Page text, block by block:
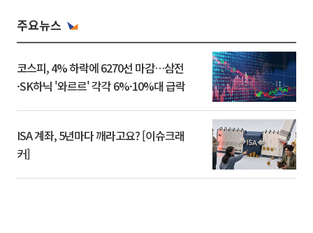
주요뉴스
코스피, 4% 하락에 6270선 마감…삼전
·SK하닉 '와르르' 각각 6%·10%대 급락
ISA 계좌, 5년마다 깨라고요? [이슈크래
커]